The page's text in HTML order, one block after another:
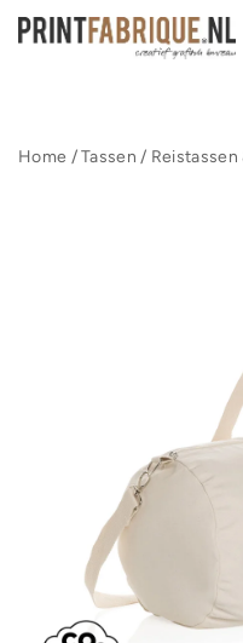
naar
Home /Tassen /